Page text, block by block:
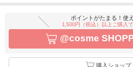
ポイントがたまる！使
1,500円（税込）以上ご購入
@cosme
購入ショップ